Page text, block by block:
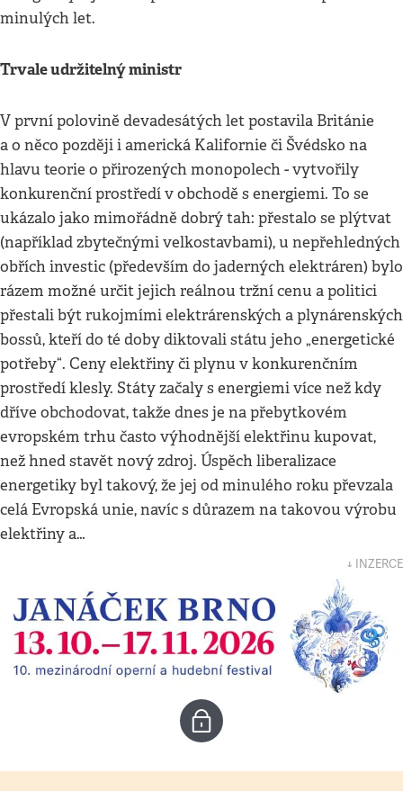
minulých let.
Trvale udržitelný ministr
V první polovině devadesátých let postavila Británie
a o něco později i americká Kalifornie či Švédsko na
hlavu teorie o přirozených monopolech - vytvořily
konkurenční prostředí v obchodě s energiemi. To se
ukázalo jako mimořádně dobrý tah: přestalo se plýtvat
(například zbytečnými velkostavbami), u nepřehledných
obřích investic (především do jaderných elektráren) bylo
rázem možné určit jejich reálnou tržní cenu a politici
přestali být rukojmími elektrárenských a plynárenských
bossů, kteří do té doby diktovali státu jeho „energetické
potřeby“. Ceny elektřiny či plynu v konkurenčním
prostředí klesly. Státy začaly s energiemi více než kdy
dříve obchodovat, takže dnes je na přebytkovém
evropském trhu často výhodnější elektřinu kupovat,
než hned stavět nový zdroj. Úspěch liberalizace
energetiky byl takový, že jej od minulého roku převzala
celá Evropská unie, navíc s důrazem na takovou výrobu
elektřiny a…
↓ INZERCE